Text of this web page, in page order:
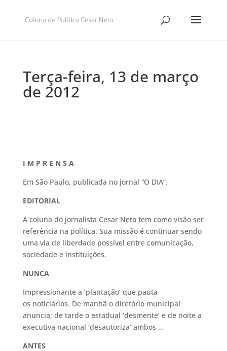
Terça-feira, 13 de março
de 2012
I M P R E N S A
Em São Paulo, publicada no jornal “O DIA”.
EDITORIAL
A coluna do jornalista Cesar Neto tem como visão ser
referência na política. Sua missão é continuar sendo
uma via de liberdade possível entre comunicação,
sociedade e instituições.
NUNCA
Impressionante a ‘plantação’ que pauta
os noticiários. De manhã o diretório municipal
anuncia; de tarde o estadual ‘desmente’ e de noite a
executiva nacional ‘desautoriza’ ambos …
ANTES